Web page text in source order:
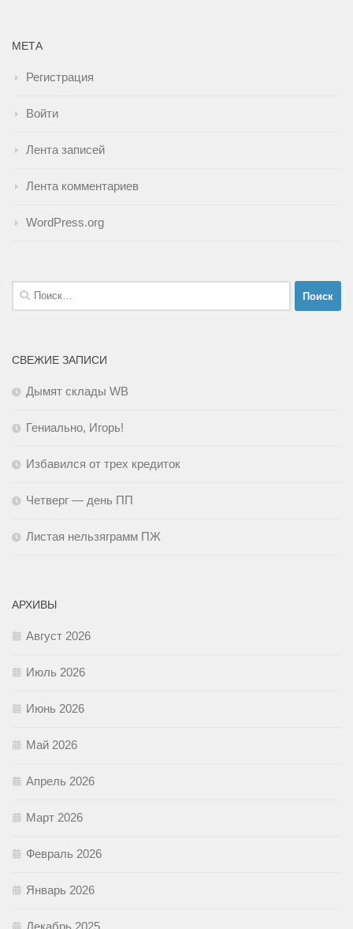
МЕТА
Регистрация
Войти
Лента записей
Лента комментариев
WordPress.org
Найти:
СВЕЖИЕ ЗАПИСИ
Дымят склады WB
Гениально, Игорь!
Избавился от трех кредиток
Четверг — день ПП
Листая нельзяграмм ПЖ
АРХИВЫ
Август 2026
Июль 2026
Июнь 2026
Май 2026
Апрель 2026
Март 2026
Февраль 2026
Январь 2026